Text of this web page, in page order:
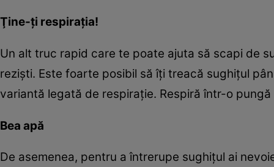
Ţine-ţi respiraţia!
Un alt truc rapid care te poate ajuta să scapi de
rezişti. Este foarte posibil să îţi treacă sughiţul
variantă legată de respiraţie. Respiră într-o
Bea apă
De asemenea, pentru a întrerupe sughiţul ai